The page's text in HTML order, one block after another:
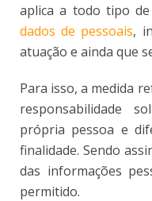
aplica a todo tipo
dados de pessoais,
atuação e ainda que
Para isso, a medida
responsabilidade
própria pessoa e
finalidade. Sendo
das informações
permitido.